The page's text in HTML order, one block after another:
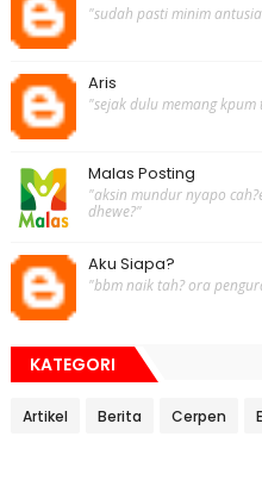
"sudah pasti minim
Aris
"sejak dulu memang
Malas Posting
"aksin mundur nyapo
dhewe?"
Aku Siapa?
"bbm naik tah? ora
KATEGORI
Artikel Berita Cerpen